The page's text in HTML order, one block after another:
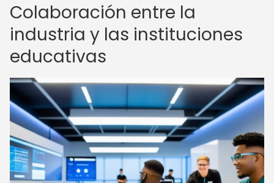
Colaboración entre la
industria y las instituciones
educativas